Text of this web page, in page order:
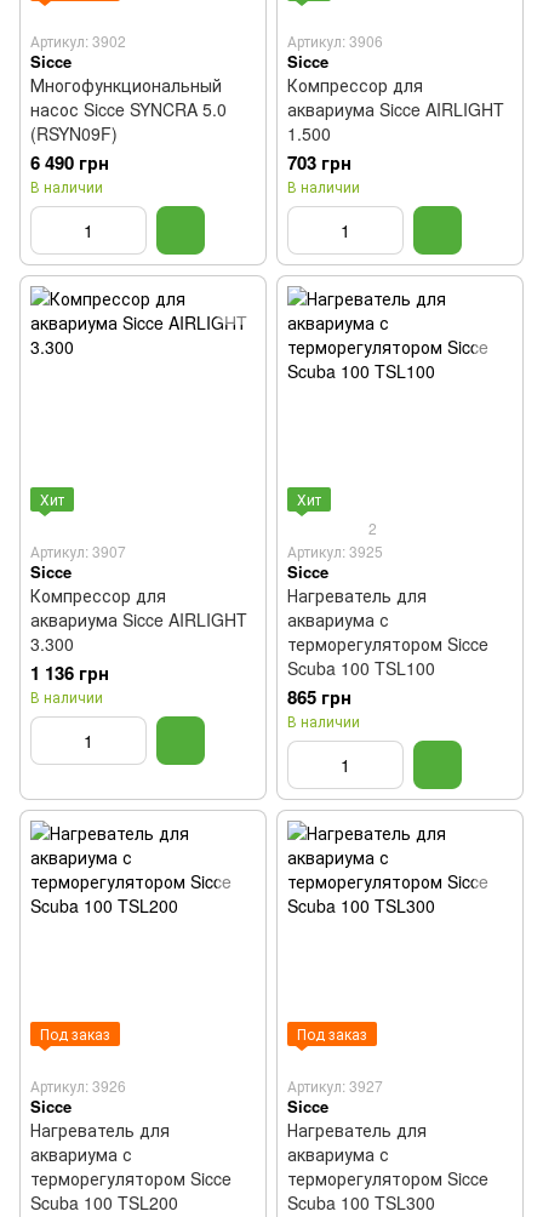
Артикул: 3902
Sicce
Многофункциональный
насос Sicce SYNCRA 5.0
(RSYN09F)
6 490 грн
В наличии
Артикул: 3906
Sicce
Компрессор для
аквариума Sicce AIRLIGHT
1.500
703 грн
В наличии
Хит
Артикул: 3907
Sicce
Компрессор для
аквариума Sicce AIRLIGHT
3.300
1 136 грн
В наличии
Хит
2
Артикул: 3925
Sicce
Нагреватель для
аквариума с
терморегулятором Sicce
Scuba 100 TSL100
865 грн
В наличии
Под заказ
Артикул: 3926
Sicce
Нагреватель для
аквариума с
терморегулятором Sicce
Scuba 100 TSL200
Под заказ
Артикул: 3927
Sicce
Нагреватель для
аквариума с
терморегулятором Sicce
Scuba 100 TSL300